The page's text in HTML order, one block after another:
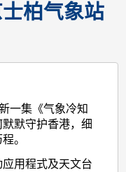
士柏气象站
一集《气象冷知
默守护香港，细
。
用程式及天文台